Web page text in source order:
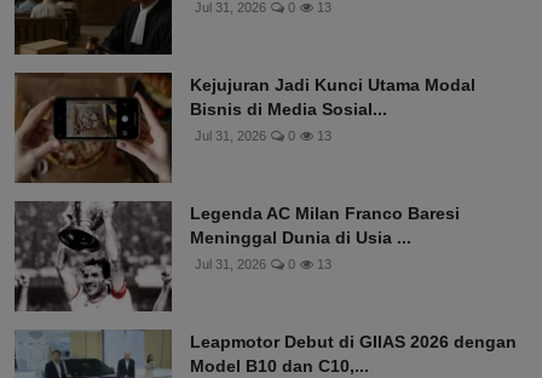
Jul 31, 2026 0 13
Kejujuran Jadi Kunci Utama Modal
Bisnis di Media Sosial...
Jul 31, 2026 0 13
Legenda AC Milan Franco Baresi
Meninggal Dunia di Usia ...
Jul 31, 2026 0 13
Leapmotor Debut di GIIAS 2026 dengan
Model B10 dan C10,...